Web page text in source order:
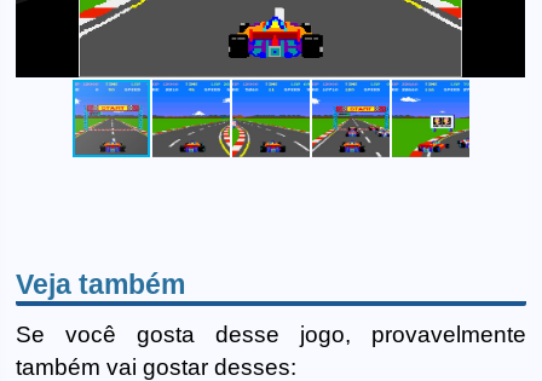
Veja também
Se você gosta desse jogo, provavelmente
também vai gostar desses: